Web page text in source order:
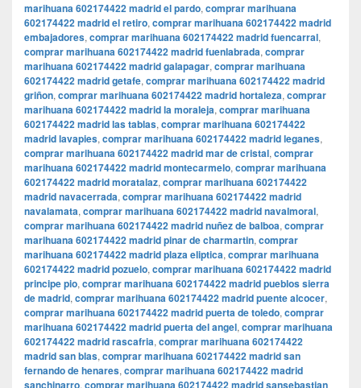
marihuana 602174422 madrid el pardo, comprar marihuana
602174422 madrid el retiro, comprar marihuana 602174422 madrid
embajadores, comprar marihuana 602174422 madrid fuencarral,
comprar marihuana 602174422 madrid fuenlabrada, comprar
marihuana 602174422 madrid galapagar, comprar marihuana
602174422 madrid getafe, comprar marihuana 602174422 madrid
griñon, comprar marihuana 602174422 madrid hortaleza, comprar
marihuana 602174422 madrid la moraleja, comprar marihuana
602174422 madrid las tablas, comprar marihuana 602174422
madrid lavapies, comprar marihuana 602174422 madrid leganes,
comprar marihuana 602174422 madrid mar de cristal, comprar
marihuana 602174422 madrid montecarmelo, comprar marihuana
602174422 madrid moratalaz, comprar marihuana 602174422
madrid navacerrada, comprar marihuana 602174422 madrid
navalamata, comprar marihuana 602174422 madrid navalmoral,
comprar marihuana 602174422 madrid nuñez de balboa, comprar
marihuana 602174422 madrid pinar de charmartin, comprar
marihuana 602174422 madrid plaza eliptica, comprar marihuana
602174422 madrid pozuelo, comprar marihuana 602174422 madrid
principe pio, comprar marihuana 602174422 madrid pueblos sierra
de madrid, comprar marihuana 602174422 madrid puente alcocer,
comprar marihuana 602174422 madrid puerta de toledo, comprar
marihuana 602174422 madrid puerta del angel, comprar marihuana
602174422 madrid rascafria, comprar marihuana 602174422
madrid san blas, comprar marihuana 602174422 madrid san
fernando de henares, comprar marihuana 602174422 madrid
sanchinarro, comprar marihuana 602174422 madrid sansebastian